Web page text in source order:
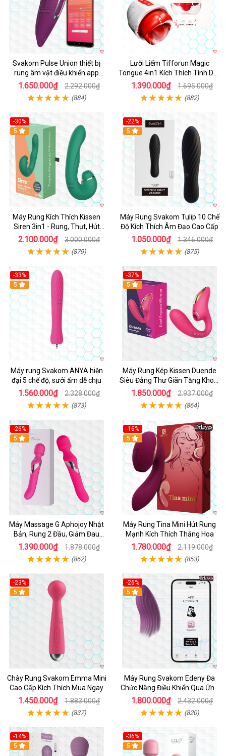
Svakom Pulse Union thiết bị
rung âm vật điều khiển app
mạnh mẽ
1.650.000₫ 2.292.000₫
(884)
Lưỡi Liếm Tifforun Magic
Tongue 4in1 Kích Thích Tình Dục
Cao Cấp
1.390.000₫ 1.695.000₫
(882)
-30%
Hot
5
Máy Rung Kích Thích Kissen
Siren 3in1 - Rung, Thụt, Hút
Mạnh
2.100.000₫ 3.000.000₫
(879)
-22%
Hot
5
Máy Rung Svakom Tulip 10 Chế
Độ Kích Thích Âm Đạo Cao Cấp
1.050.000₫ 1.346.000₫
(875)
-33%
Hot
5
Máy rung Svakom ANYA hiện
đại 5 chế độ, sưởi ấm dễ chịu
1.560.000₫ 2.328.000₫
(873)
-37%
Hot
5
Máy Rung Kép Kissen Duende
Siêu Đẳng Thư Giãn Tăng Khoái
Cảm
1.850.000₫ 2.937.000₫
(864)
-26%
Hot
5
Máy Massage G Aphojoy Nhật
Bản, Rung 2 Đầu, Giảm Đau
Nhanh
1.390.000₫ 1.878.000₫
(862)
-16%
Hot
5
Máy Rung Tina Mini Hút Rung
Mạnh Kích Thích Thăng Hoa
1.780.000₫ 2.119.000₫
(853)
-23%
Hot
5
Chày Rung Svakom Emma Mini
Cao Cấp Kích Thích Mua Ngay
1.450.000₫ 1.883.000₫
(837)
-26%
Hot
5
Máy Rung Svakom Edeny Đa
Chức Năng Điều Khiển Qua Ứng
Dụng
1.800.000₫ 2.432.000₫
(820)
-14%
Hot
5
-36%
Hot
5